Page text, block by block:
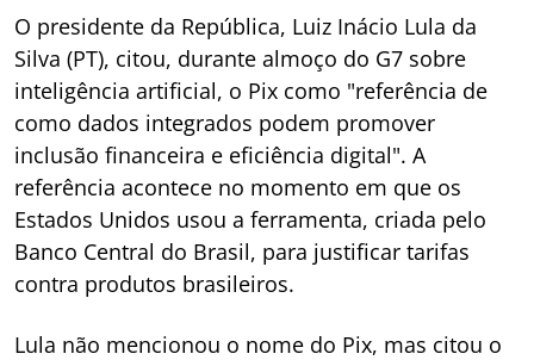
O presidente da República, Luiz Inácio Lula da
Silva (PT), citou, durante almoço do G7 sobre
inteligência artificial, o Pix como "referência de
como dados integrados podem promover
inclusão financeira e eficiência digital". A
referência acontece no momento em que os
Estados Unidos usou a ferramenta, criada pelo
Banco Central do Brasil, para justificar tarifas
contra produtos brasileiros.
Lula não mencionou o nome do Pix, mas citou o